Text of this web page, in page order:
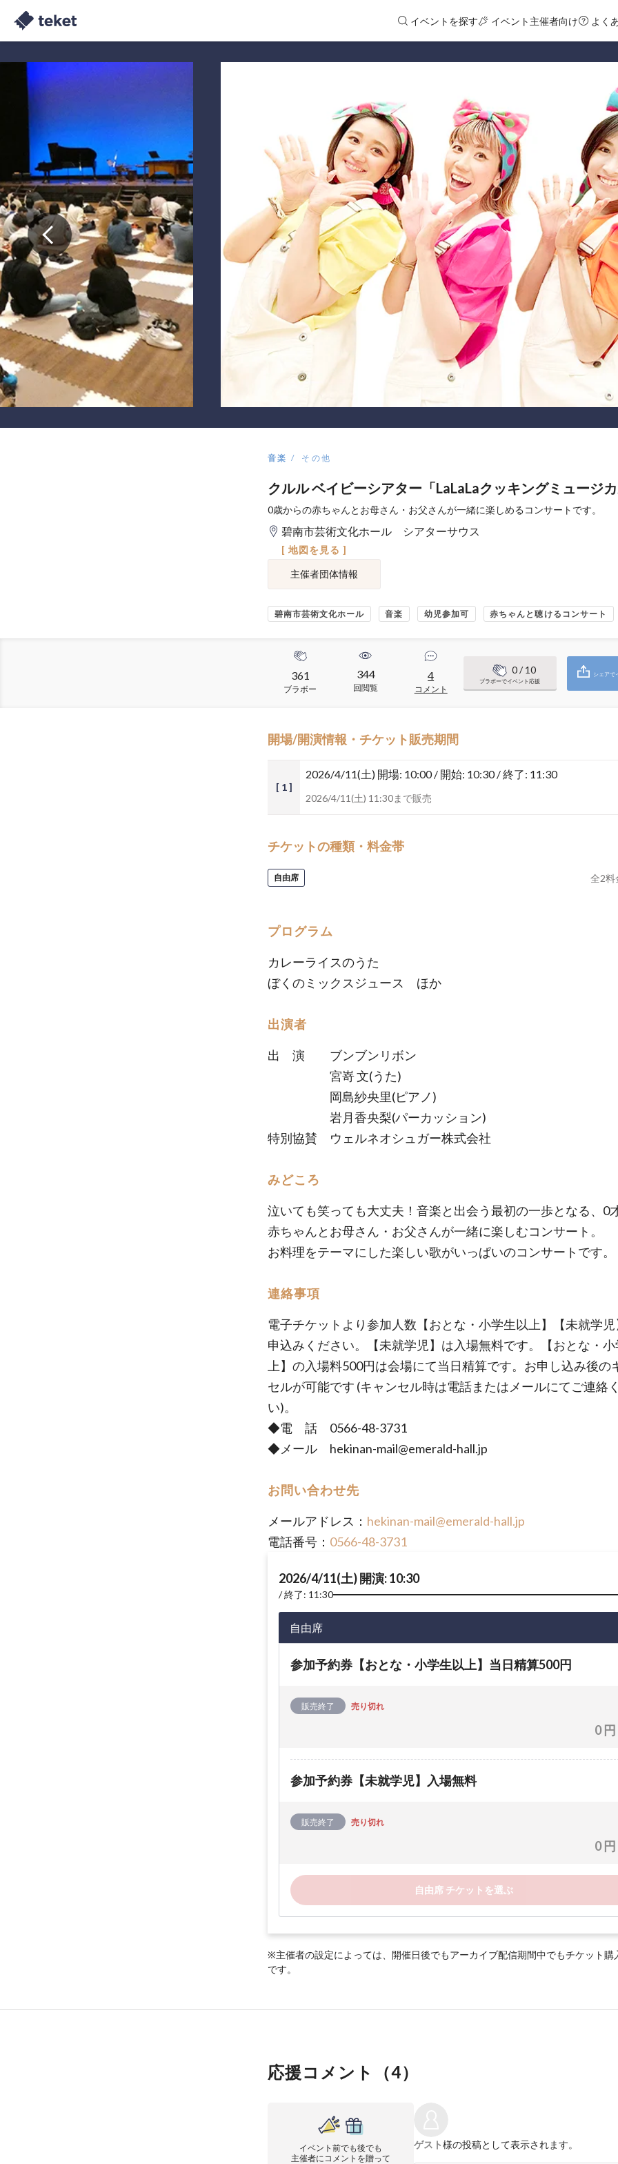
イベントを探す イベント主催者向け よく
音楽 その他
クルル ベイビーシアター「LaLaLaクッキングミュージ
0歳からの赤ちゃんとお母さん・お父さんが一緒に楽しめるコンサートです。
碧南市芸術文化ホール シアターサウス
[ 地図を見る ]
主催者団体情報
碧南市芸術文化ホール 音楽 幼児参加可 赤ちゃんと聴けるコンサート
361
ブラボー
344
回閲覧
4
コメント
0/ 10
ブラボーでイベント応援
シェアで
開場/開演情報・チケット販売期間
[ 1 ]
2026/4/11(土) 開場: 10:00 / 開始: 10:30 / 終了: 11:30
2026/4/11(土) 11:30まで販売
チケットの種類・料金帯
自由席 全2料
プログラム
カレーライスのうた
ぼくのミックスジュース ほか
出演者
出 演 ブンブンリボン
宮嵜 文(うた)
岡島紗央里(ピアノ)
岩月香央梨(パーカッション)
特別協賛 ウェルネオシュガー株式会社
みどころ
泣いても笑っても大丈夫！音楽と出会う最初の一歩となる、0
赤ちゃんとお母さん・お父さんが一緒に楽しむコンサート。
お料理をテーマにした楽しい歌がいっぱいのコンサートです。
連絡事項
電子チケットより参加人数【おとな・小学生以上】【未就学
申込みください。【未就学児】は入場無料です。【おとな・
上】の入場料500円は会場にて当日精算です。お申し込み後の
セルが可能です (キャンセル時は電話またはメールにてご連絡
い)。
◆電 話 0566-48-3731
◆メール hekinan-mail@emerald-hall.jp
お問い合わせ先
メールアドレス： hekinan-mail@emerald-hall.jp
電話番号： 0566-48-3731
2026/4/11(土) 開演: 10:30
終了: 11:30
自由席
参加予約券【おとな・小学生以上】当日精算500円
販売終了 売り切れ
0 円
参加予約券【未就学児】入場無料
販売終了 売り切れ
0 円
自由席 チケットを選ぶ
※主催者の設定によっては、開催日後でもアーカイブ配信期間中でもチケット購
です。
応援コメント（4）
イベント前でも後でも
主催者にコメントを贈って
ゲスト様の投稿として表示されます。